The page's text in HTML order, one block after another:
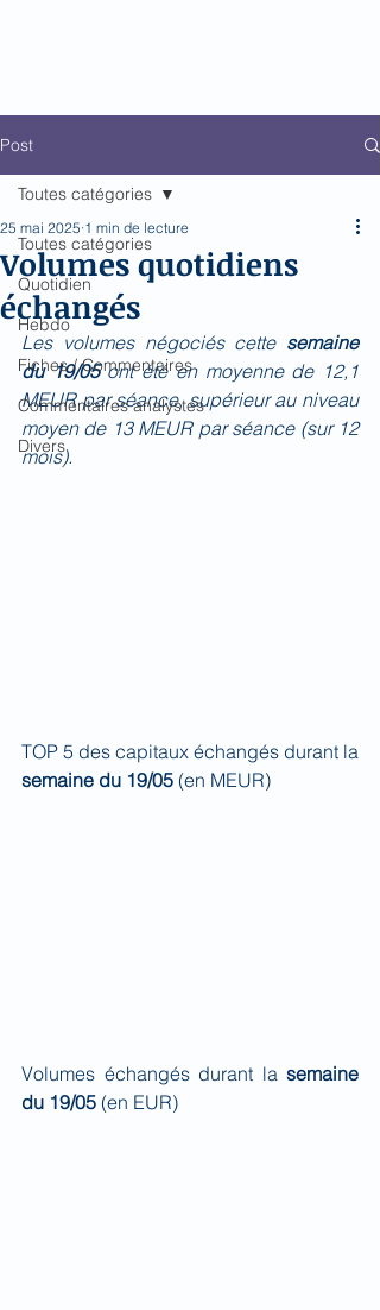
Post
Toutes catégories
Quotidien
Hebdo
Fiches / Commentaires
Commentaires analystes
Divers
Toutes catégories
Volumes quotidiens
échangés
25 mai 2025 1 min de lecture
Les volumes négociés cette semaine
du 19/05 ont été en moyenne de 12,1
MEUR par séance, supérieur au niveau
moyen de 13 MEUR par séance (sur 12
mois).
semaine du 19/05 (en MEUR)
Volumes échangés durant la semaine
du 19/05 (en EUR)